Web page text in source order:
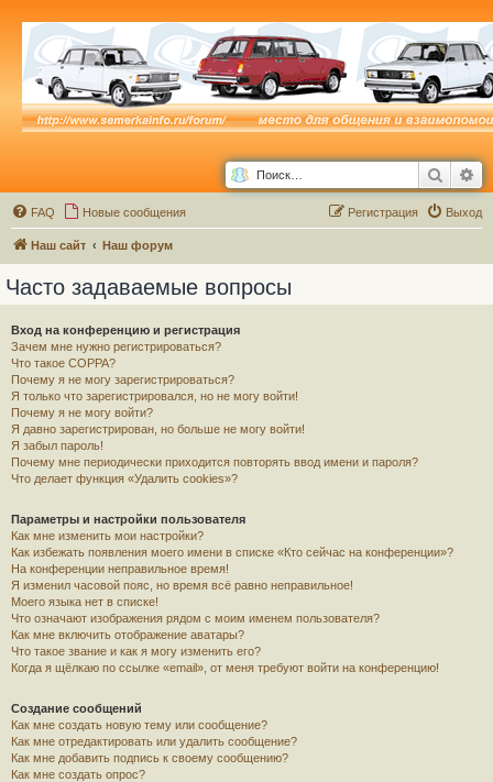
Поиск
FAQ Новые сообщения Выход
Регистрация
Наш сайт Наш форум
Часто задаваемые вопросы
Вход на конференцию и регистрация
Зачем мне нужно регистрироваться?
Что такое COPPA?
Почему я не могу зарегистрироваться?
Я только что зарегистрировался, но не могу войти!
Почему я не могу войти?
Я давно зарегистрирован, но больше не могу войти!
Я забыл пароль!
Почему мне периодически приходится повторять ввод имени и пароля?
Что делает функция «Удалить cookies»?
Параметры и настройки пользователя
Как мне изменить мои настройки?
Как избежать появления моего имени в списке «Кто сейчас на конференции»?
На конференции неправильное время!
Я изменил часовой пояс, но время всё равно неправильное!
Моего языка нет в списке!
Что означают изображения рядом с моим именем пользователя?
Как мне включить отображение аватары?
Что такое звание и как я могу изменить его?
Когда я щёлкаю по ссылке «email», от меня требуют войти на конференцию!
Создание сообщений
Как мне создать новую тему или сообщение?
Как мне отредактировать или удалить сообщение?
Как мне добавить подпись к своему сообщению?
Как мне создать опрос?